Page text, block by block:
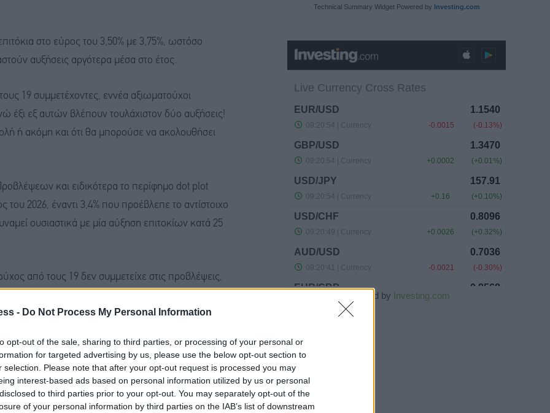
- Do Not Process My Personal Information
opt-out of the sale, sharing to third parties, or processing of your personal or
for targeted advertising by us, please use the below opt-out section to
selection. Please note that after your opt-out request is processed you may
interest-based ads based on personal information utilized by us or personal
to third parties prior to your opt-out. You may separately opt-out of the
of your personal information by third parties on the IAB’s list of downstream
στο εύρος του 3,50% με 3,75%, ωστόσο
αυξήσεις αργότερα μέσα στο έτος.
19 συμμετέχοντες, εννέα αξιωματούχοι
έξι εξ αυτών βλέπουν τουλάχιστον δύο αυξήσεις!
ή ακόμη και ότι θα μπορούσε να ακολουθήσει
και ειδικότερα το περίφημο dot plot
του 2026, έναντι 3,4% που προέβλεπε το αντίστοιχο
ουσιαστικά με μία αύξηση επιτοκίων κατά 25
από τους 19 δεν συμμετείχε στις προβλέψεις,
ο νέος πρόεδρος, στις δηλώσεις του,
πρόβλεψη, παραμένοντας πιστός στην
στρατηγική της Fed μέσω της
του περίφημου dot plot.
για τα επιτόκια», σχολίασε ο Μπρετ
για υψηλότερα επιτόκια, όμως οι προβλέψεις
Technical Summary Widget Powered by Investing.com
Powered by Investing.com